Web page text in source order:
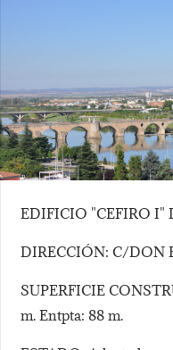
EDIFICIO "CEFIRO I"
DIRECCIÓN: C/DON
SUPERFICIE
m. Entpta: 88 m.